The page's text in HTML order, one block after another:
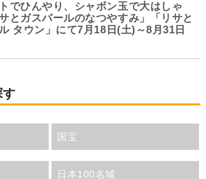
でひんやり、シャボン玉で大はしゃ
とガスパールのなつやすみ」「リサと
タウン」にて7月18日(土)～8月31日
す
国宝
日本100名城